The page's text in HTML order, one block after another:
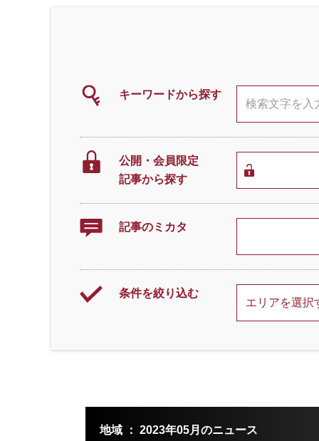
キーワードから探す
公開・会員限定
記事から探す
記事のミカタ
条件を絞り込む
地域 ： 2023年05月のニュース